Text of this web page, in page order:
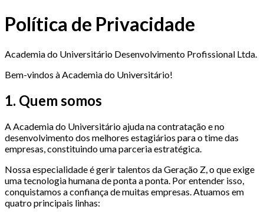
Política de Privacidade
Academia do Universitário Desenvolvimento Profissional Ltda.
Bem-vindos à Academia do Universitário!
1. Quem somos
A Academia do Universitário ajuda na contratação e no
desenvolvimento dos melhores estagiários para o time das
empresas, constituindo uma parceria estratégica.
Nossa especialidade é gerir talentos da Geração Z, o que exige
uma tecnologia humana de ponta a ponta. Por entender isso,
conquistamos a confiança de muitas empresas. Atuamos em
quatro principais linhas: